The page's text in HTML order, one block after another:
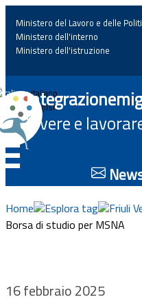
Home
News
Eventi
Progetti
Ministero del Lavoro e delle
Ministero dell'interno
Ministero dell'istruzione
Italiano
English
Vivere e
Home Esplora tag Friuli
Borsa di studio per MSNA
16 febbraio 2025